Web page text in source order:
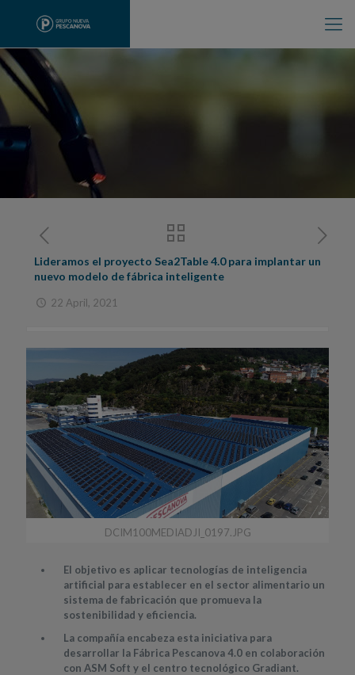
Lideramos el proyecto Sea2Table 4.0 para implantar un
nuevo modelo de fábrica inteligente
22 April, 2021
DCIM100MEDIADJI_0197.JPG
El objetivo es aplicar tecnologías de inteligencia
artificial para establecer en el sector alimentario un
sistema de fabricación que promueva la
sostenibilidad y eficiencia.
La compañía encabeza esta iniciativa para
desarrollar la Fábrica Pescanova 4.0 en colaboración
con ASM Soft y el centro tecnológico Gradiant.